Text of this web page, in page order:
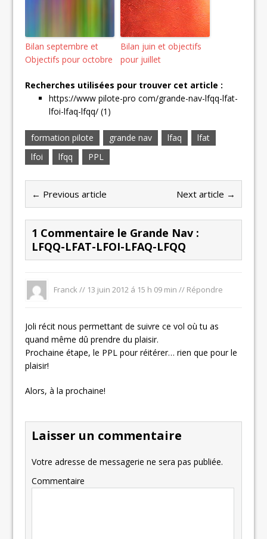
Bilan septembre et
Objectifs pour octobre
Bilan juin et objectifs
pour juillet
Recherches utilisées pour trouver cet article :
https://www pilote-pro com/grande-nav-lfqq-lfat-
lfoi-lfaq-lfqq/ (1)
formation pilote grande nav lfaq
lfat
lfoi
lfqq PPL
← Previous article Next article →
1 Commentaire le Grande Nav :
LFQQ-LFAT-LFOI-LFAQ-LFQQ
Franck // 13 juin 2012 á 15 h 09 min // Répondre
Joli récit nous permettant de suivre ce vol où tu as
quand même dû prendre du plaisir.
Prochaine étape, le PPL pour réitérer… rien que pour le
plaisir!
Alors, à la prochaine!
Laisser un commentaire
Votre adresse de messagerie ne sera pas publiée.
Commentaire